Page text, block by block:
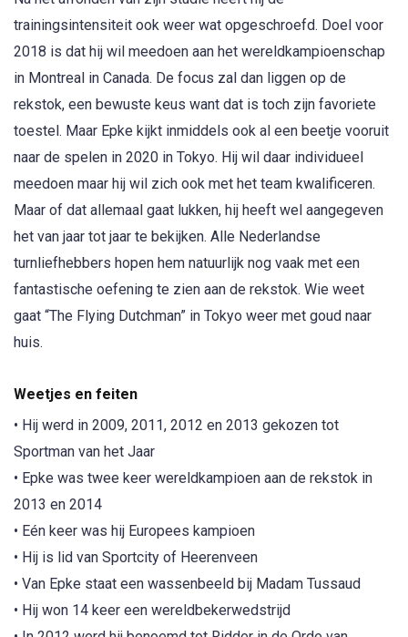
trainingsintensiteit ook weer wat opgeschroefd. Doel voor
2018 is dat hij wil meedoen aan het wereldkampioenschap
in Montreal in Canada. De focus zal dan liggen op de
rekstok, een bewuste keus want dat is toch zijn favoriete
toestel. Maar Epke kijkt inmiddels ook al een beetje vooruit
naar de spelen in 2020 in Tokyo. Hij wil daar individueel
meedoen maar hij wil zich ook met het team kwalificeren.
Maar of dat allemaal gaat lukken, hij heeft wel aangegeven
het van jaar tot jaar te bekijken. Alle Nederlandse
turnliefhebbers hopen hem natuurlijk nog vaak met een
fantastische oefening te zien aan de rekstok. Wie weet
gaat “The Flying Dutchman” in Tokyo weer met goud naar
huis.
Weetjes en feiten
• Hij werd in 2009, 2011, 2012 en 2013 gekozen tot
Sportman van het Jaar
• Epke was twee keer wereldkampioen aan de rekstok in
2013 en 2014
• Eén keer was hij Europees kampioen
• Hij is lid van Sportcity of Heerenveen
• Van Epke staat een wassenbeeld bij Madam Tussaud
• Hij won 14 keer een wereldbekerwedstrijd